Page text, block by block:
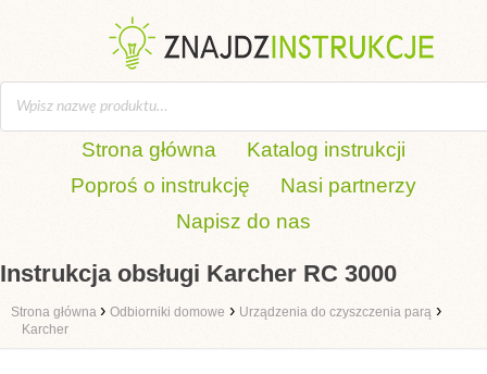
Strona główna
Katalog instrukcji
Poproś o instrukcję
Nasi partnerzy
Napisz do nas
Instrukcja obsługi Karcher RC 3000
Strona główna › Odbiorniki domowe › Urządzenia do czyszczenia parą ›
Karcher